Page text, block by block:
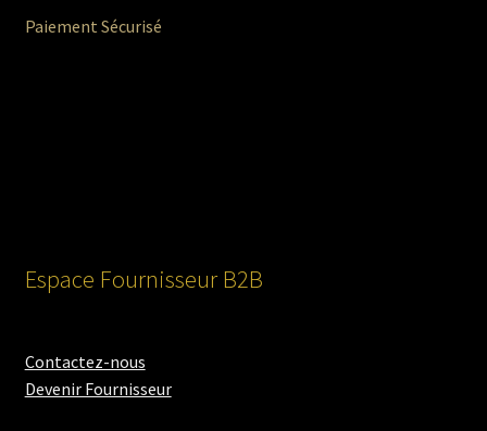
Paiement Sécurisé
Espace Fournisseur B2B
Contactez-nous
Devenir Fournisseur